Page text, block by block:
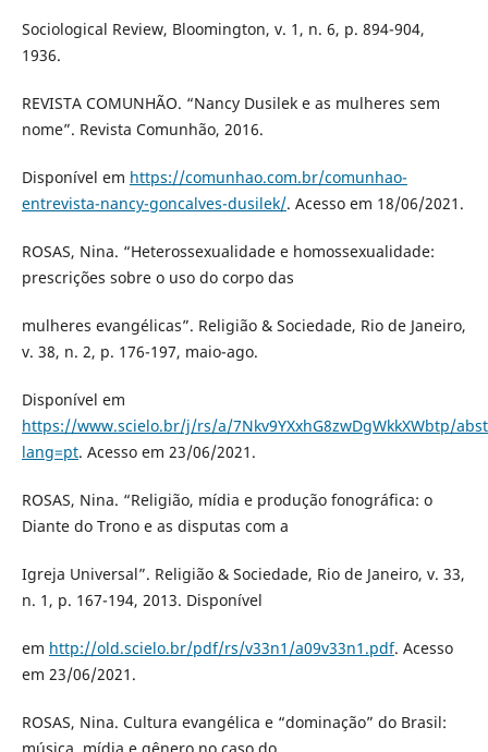
Sociological Review, Bloomington, v. 1, n. 6, p. 894-904,
1936.
REVISTA COMUNHÃO. “Nancy Dusilek e as mulheres sem
nome”. Revista Comunhão, 2016.
Disponível em https://comunhao.com.br/comunhao-
entrevista-nancy-goncalves-dusilek/. Acesso em 18/06/2021.
ROSAS, Nina. “Heterossexualidade e homossexualidade:
prescrições sobre o uso do corpo das
mulheres evangélicas”. Religião & Sociedade, Rio de Janeiro,
v. 38, n. 2, p. 176-197, maio-ago.
Disponível em
https://www.scielo.br/j/rs/a/7Nkv9YXxhG8zwDgWkkXWbtp/
lang=pt. Acesso em 23/06/2021.
ROSAS, Nina. “Religião, mídia e produção fonográfica: o
Diante do Trono e as disputas com a
Igreja Universal”. Religião & Sociedade, Rio de Janeiro, v. 33,
n. 1, p. 167-194, 2013. Disponível
em http://old.scielo.br/pdf/rs/v33n1/a09v33n1.pdf. Acesso
em 23/06/2021.
ROSAS, Nina. Cultura evangélica e “dominação” do Brasil: